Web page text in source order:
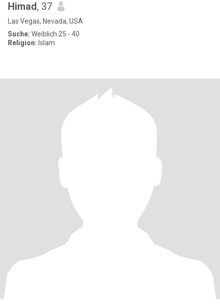
Himad, 37
Las Vegas, Nevada, USA
Suche: Weiblich 25 - 40
Religion: Islam